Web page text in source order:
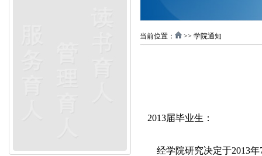
当前位置： >> 学院通知
2013届毕业生：
经学院研究决定于2013年